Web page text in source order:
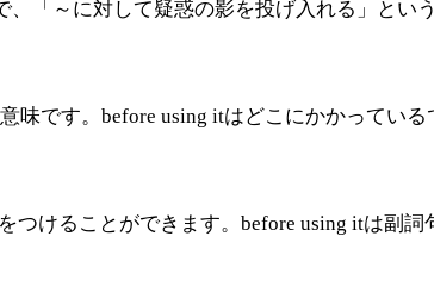
、「～に対して疑惑の影を投げ入れる」とい
です。before using itはどこにかかってい
けることができます。before using itは副詞